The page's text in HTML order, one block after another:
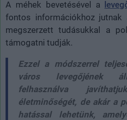
A méhek bevetésével a
fontos információkhoz
megszerzett tudásukkal a
támogatni tudják.
Ezzel a módszerrel
város levegőjének
felhasználva
életminőségét, de akár a
hatással lehetünk,